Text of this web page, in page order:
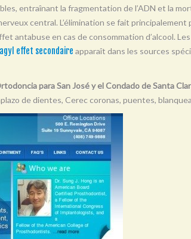
entraînant la fragmentation de l’ADN et la
central. L’élimination se fait
antabuse en cas de consommation d’alcool.
effet secondaire apparaît dans les sources
para San José y el Condado de Santa
de dientes, Cerec coronas, puentes,